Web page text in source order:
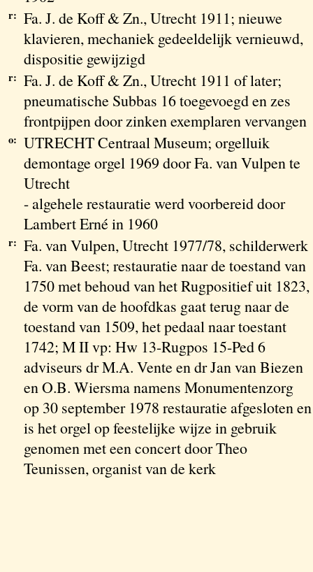
r: Fa. J. de Koff & Zn., Utrecht 1911; nieuwe
klavieren, mechaniek gedeeldelijk vernieuwd,
dispositie gewijzigd
r: Fa. J. de Koff & Zn., Utrecht 1911 of later;
pneumatische Subbas 16 toegevoegd en zes
frontpijpen door zinken exemplaren vervangen
o: UTRECHT Centraal Museum; orgelluik
demontage orgel 1969 door Fa. van Vulpen te
Utrecht
- algehele restauratie werd voorbereid door
Lambert Erné in 1960
r: Fa. van Vulpen, Utrecht 1977/78, schilderwerk
Fa. van Beest; restauratie naar de toestand van
1750 met behoud van het Rugpositief uit 1823,
de vorm van de hoofdkas gaat terug naar de
toestand van 1509, het pedaal naar toestant
1742; M II vp: Hw 13-Rugpos 15-Ped 6
adviseurs dr M.A. Vente en dr Jan van Biezen
en O.B. Wiersma namens Monumentenzorg
op 30 september 1978 restauratie afgesloten en
is het orgel op feestelijke wijze in gebruik
genomen met een concert door Theo
Teunissen, organist van de kerk